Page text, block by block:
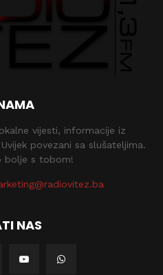
vijesti, informacije iz
povezani sa slušateljima.
bolje s tobom!
NAS